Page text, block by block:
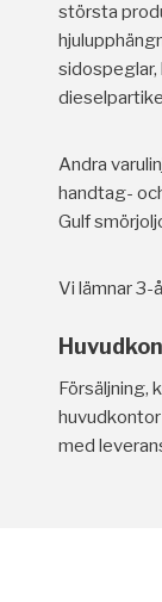
största
sidospeglar,
Andra
handtag-
Gulf
Vi lämnar 3-
Försäljning,
huvudkontor
med